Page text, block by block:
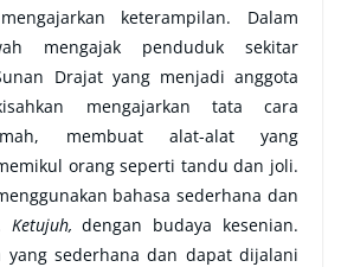
keterampilan. Dalam
mengajak penduduk sekitar
Drajat yang menjadi anggota
mengajarkan tata cara
membuat alat-alat yang
orang seperti tandu dan joli.
bahasa sederhana dan
Ketujuh,dengan budaya kesenian.
yang sederhana dan dapat dijalani